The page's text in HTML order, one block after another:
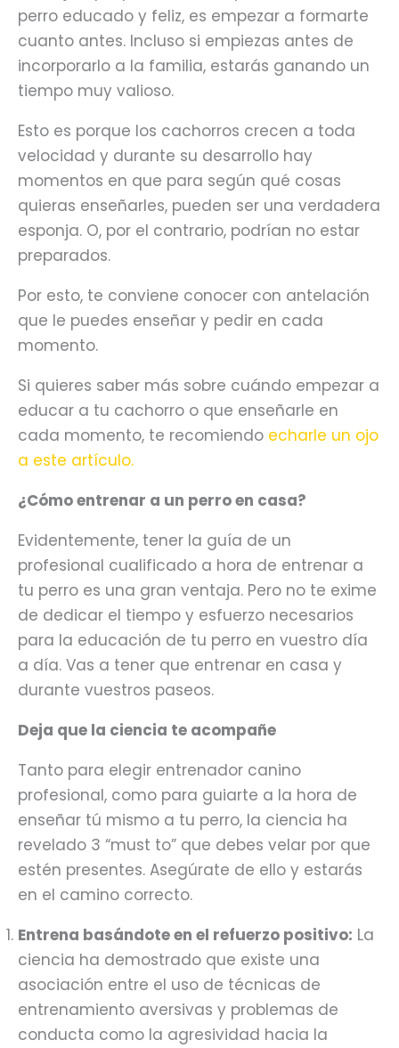
perro educado y feliz, es empezar a formarte
cuanto antes. Incluso si empiezas antes de
incorporarlo a la familia, estarás ganando un
tiempo muy valioso.
Esto es porque los cachorros crecen a toda
velocidad y durante su desarrollo hay
momentos en que para según qué cosas
quieras enseñarles, pueden ser una verdadera
esponja. O, por el contrario, podrían no estar
preparados.
Por esto, te conviene conocer con antelación
que le puedes enseñar y pedir en cada
momento.
Si quieres saber más sobre cuándo empezar a
educar a tu cachorro o que enseñarle en
cada momento, te recomiendo echarle un ojo
a este artículo.
¿Cómo entrenar a un perro en casa?
Evidentemente, tener la guía de un
profesional cualificado a hora de entrenar a
tu perro es una gran ventaja. Pero no te exime
de dedicar el tiempo y esfuerzo necesarios
para la educación de tu perro en vuestro día
a día. Vas a tener que entrenar en casa y
durante vuestros paseos.
Deja que la ciencia te acompañe
Tanto para elegir entrenador canino
profesional, como para guiarte a la hora de
enseñar tú mismo a tu perro, la ciencia ha
revelado 3 “must to” que debes velar por que
estén presentes. Asegúrate de ello y estarás
en el camino correcto.
Entrena basándote en el refuerzo positivo: La
ciencia ha demostrado que existe una
asociación entre el uso de técnicas de
entrenamiento aversivas y problemas de
conducta como la agresividad hacia la